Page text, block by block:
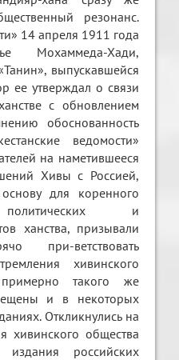
резонанс.
14 апреля 1911 года
Мохаммеда-Хади,
выпускавшейся
ее утверждал о связи
с обновлением
обоснованность
ведомости»
на наметившееся
Хивы с Россией,
для коренного
и
ханства, призывали
при-ветствовать
хивинского
такого же
и в некоторых
Откликнулись на
хивинского общества
российских